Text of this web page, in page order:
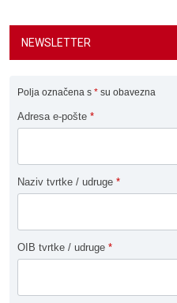
NEWSLETTER
Polja označena s * su obavezna
Adresa e-pošte *
Naziv tvrtke / udruge *
OIB tvrtke / udruge *